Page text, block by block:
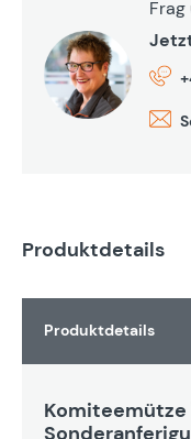
Produktdetails
Produktdetails
Komiteemütze